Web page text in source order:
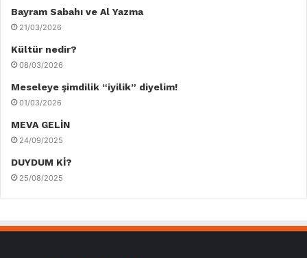
Bayram Sabahı ve Al Yazma
21/03/2026
Kültür nedir?
08/03/2026
Meseleye şimdilik “iyilik” diyelim!
01/03/2026
MEVA GELİN
24/09/2025
DUYDUM Kİ?
25/08/2025